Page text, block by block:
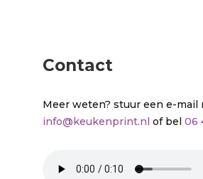
Contact
Meer weten? stuur een e-mail
info@keukenprint.nl of bel 06